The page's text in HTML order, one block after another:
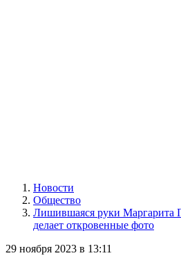
Новости
Общество
Лишившаяся руки Маргарита
делает откровенные фото
29 ноября 2023 в 13:11